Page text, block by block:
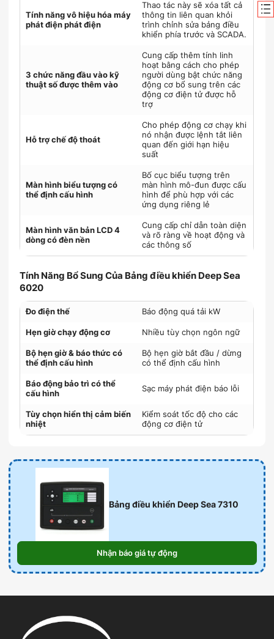
Tính năng vô hiệu hóa máy
phát điện phát điện
Thao tác này sẽ xóa tất cả
thông tin liên quan khỏi
trình chỉnh sửa bảng điều
khiển phía trước và SCADA.
3 chức năng đầu vào kỹ
thuật số được thêm vào
Cung cấp thêm tính linh
hoạt bằng cách cho phép
người dùng bật chức năng
động cơ bổ sung trên các
động cơ điện tử được hỗ
trợ
Hỗ trợ chế độ thoát
Cho phép động cơ chạy khi
nó nhận được lệnh tắt liên
quan đến giới hạn hiệu
suất
Màn hình biểu tượng có
thể định cấu hình
Bố cục biểu tượng trên
màn hình mô-đun được cấu
hình để phù hợp với các
ứng dụng riêng lẻ
Màn hình văn bản LCD 4
dòng có đèn nền
Cung cấp chỉ dẫn toàn diện
và rõ ràng về hoạt động và
các thông số
Tính Năng Bổ Sung Của Bảng điều khiển Deep Sea
6020
Đo điện thế Báo động quá tải kW
Hẹn giờ chạy động cơ Nhiều tùy chọn ngôn ngữ
Bộ hẹn giờ & báo thức có
thể định cấu hình
Bộ hẹn giờ bắt đầu / dừng
có thể định cấu hình
Báo động bảo trì có thể
cấu hình
Sạc máy phát điện báo lỗi
Tùy chọn hiển thị cảm biến
nhiệt
Kiểm soát tốc độ cho các
động cơ điện tử
Bảng điều khiển Deep Sea 7310
Nhận báo giá tự động